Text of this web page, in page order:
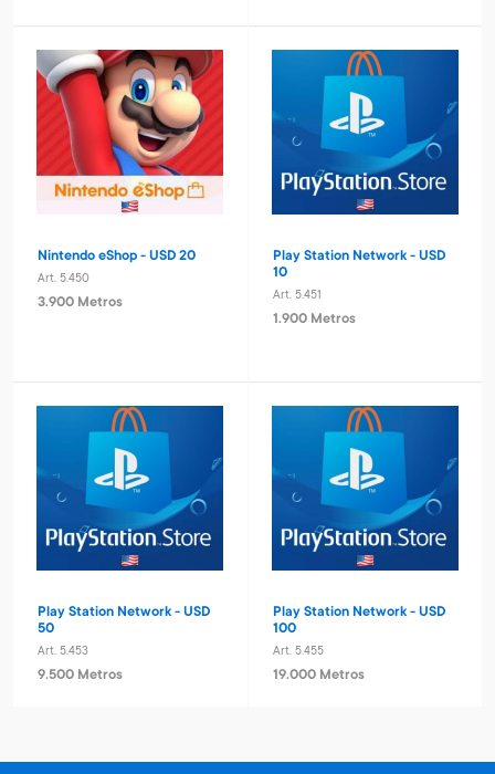
Nintendo eShop - USD 20
Art. 5.450
3.900 Metros
Play Station Network - USD
10
Art. 5.451
1.900 Metros
Play Station Network - USD
50
Art. 5.453
9.500 Metros
Play Station Network - USD
100
Art. 5.455
19.000 Metros